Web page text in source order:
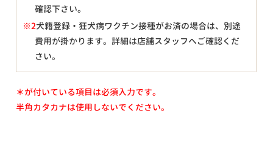
確認下さい。
※2犬籍登録・狂犬病ワクチン接種がお済の場合は、別途
費用が掛かります。詳細は店舗スタッフへご確認くだ
さい。
＊が付いている項目は必須入力です。
半角カタカナは使用しないでください。